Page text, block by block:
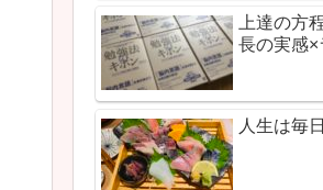
上達の方
長の実感
人生は毎